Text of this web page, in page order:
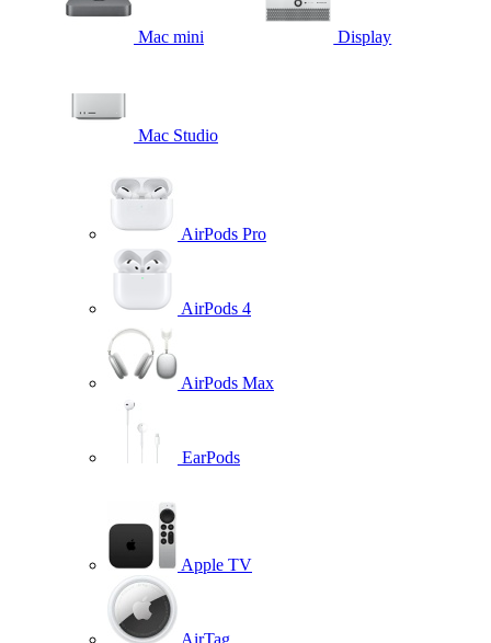
Mac mini Display
Mac Studio
AirPods Pro
AirPods 4
AirPods Max
EarPods
Apple TV